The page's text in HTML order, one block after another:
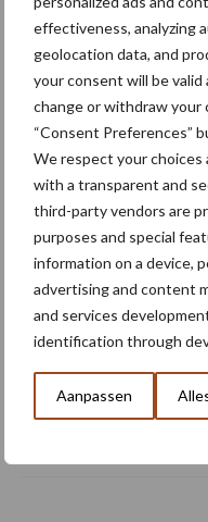
effectiveness, analyzing
geolocation data, and
your consent will be valid
change or withdraw your
“Consent Preferences”
We respect your choices
with a transparent and
third-party vendors are
purposes and special
information on a device,
advertising and content
and services
identification through
Aanpassen